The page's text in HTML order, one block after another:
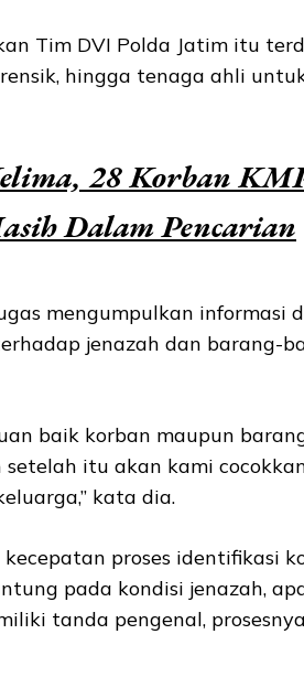
Tim DVI Polda Jatim itu
hingga tenaga ahli
28 Korban
Dalam Pencarian
mengumpulkan informasi
jenazah dan barang-
baik korban maupun
setelah itu akan kami
kata dia.
proses identifikasi
pada kondisi jenazah,
tanda pengenal,